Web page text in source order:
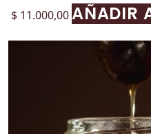
$ 11.000,00AÑADIR